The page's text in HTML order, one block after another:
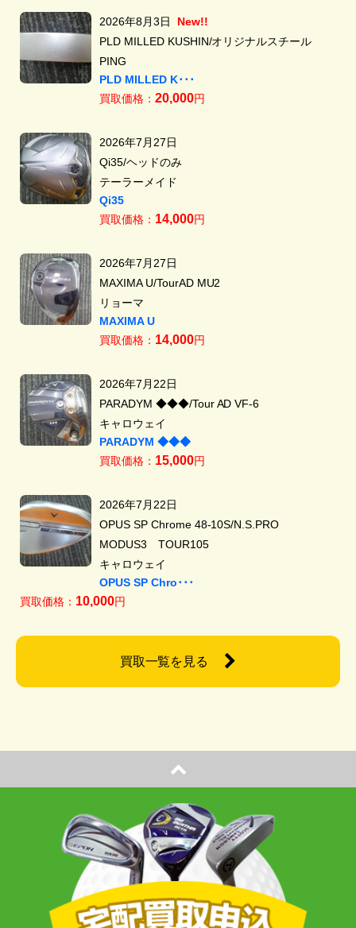
2026年8月3日
New!!
PLD MILLED KUSHIN/オリジナルスチール
PING
PLD MILLED K･･･
買取価格： 20,000円
2026年7月27日
Qi35/ヘッドのみ
テーラーメイド
Qi35
買取価格： 14,000円
2026年7月27日
MAXIMA U/TourAD MU2
リョーマ
MAXIMA U
買取価格： 14,000円
2026年7月22日
PARADYM ◆◆◆/Tour AD VF-6
キャロウェイ
PARADYM ◆◆◆
買取価格： 15,000円
2026年7月22日
OPUS SP Chrome 48-10S/N.S.PRO
MODUS3 TOUR105
キャロウェイ
OPUS SP Chro･･･
買取価格： 10,000円
買取一覧を見る